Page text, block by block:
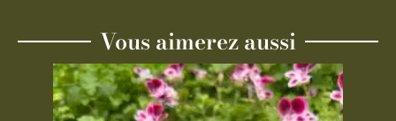
Vous aimerez aussi